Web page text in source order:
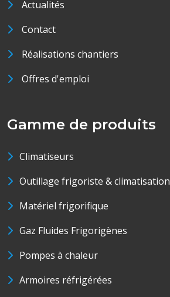
Actualités
Contact
Réalisations chantiers
Offres d'emploi
Gamme de produits
Climatiseurs
Outillage frigoriste & climatisation
Matériel frigorifique
Gaz Fluides Frigorigènes
Pompes à chaleur
Armoires réfrigérées